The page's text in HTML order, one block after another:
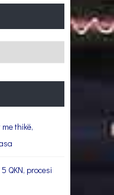
thikë,
QKN, procesi